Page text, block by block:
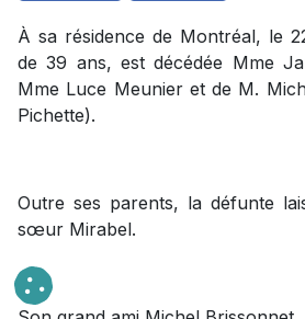
À sa résidence de Montréal, le
de 39 ans, est décédée Mme
Mme Luce Meunier et de M.
Pichette).
Outre ses parents, la défunte
sœur Mirabel.